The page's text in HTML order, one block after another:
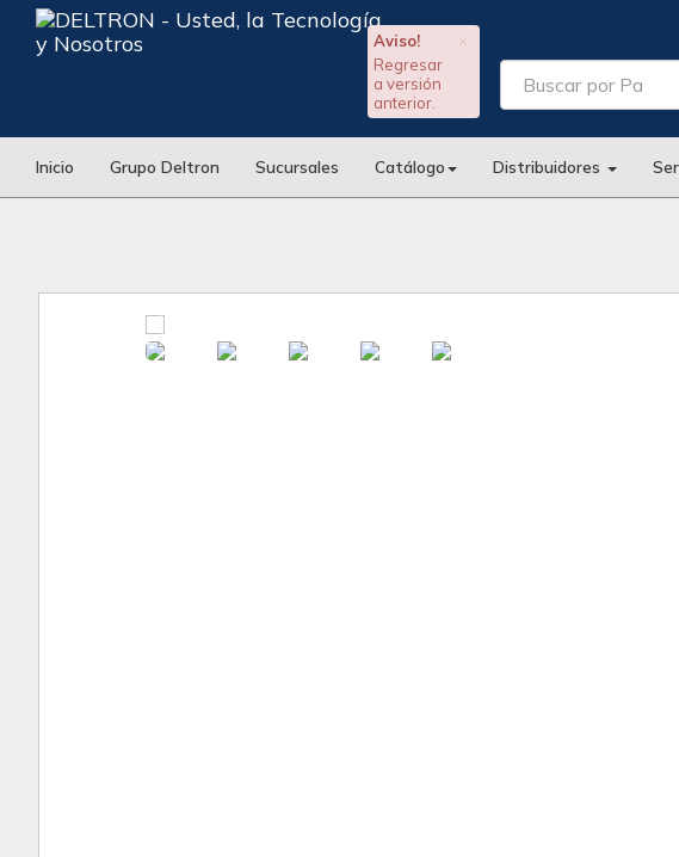
×
Aviso!
Regresar
a versión
anterior.
Inicio Grupo Deltron Sucursales Catálogo Distribuidores